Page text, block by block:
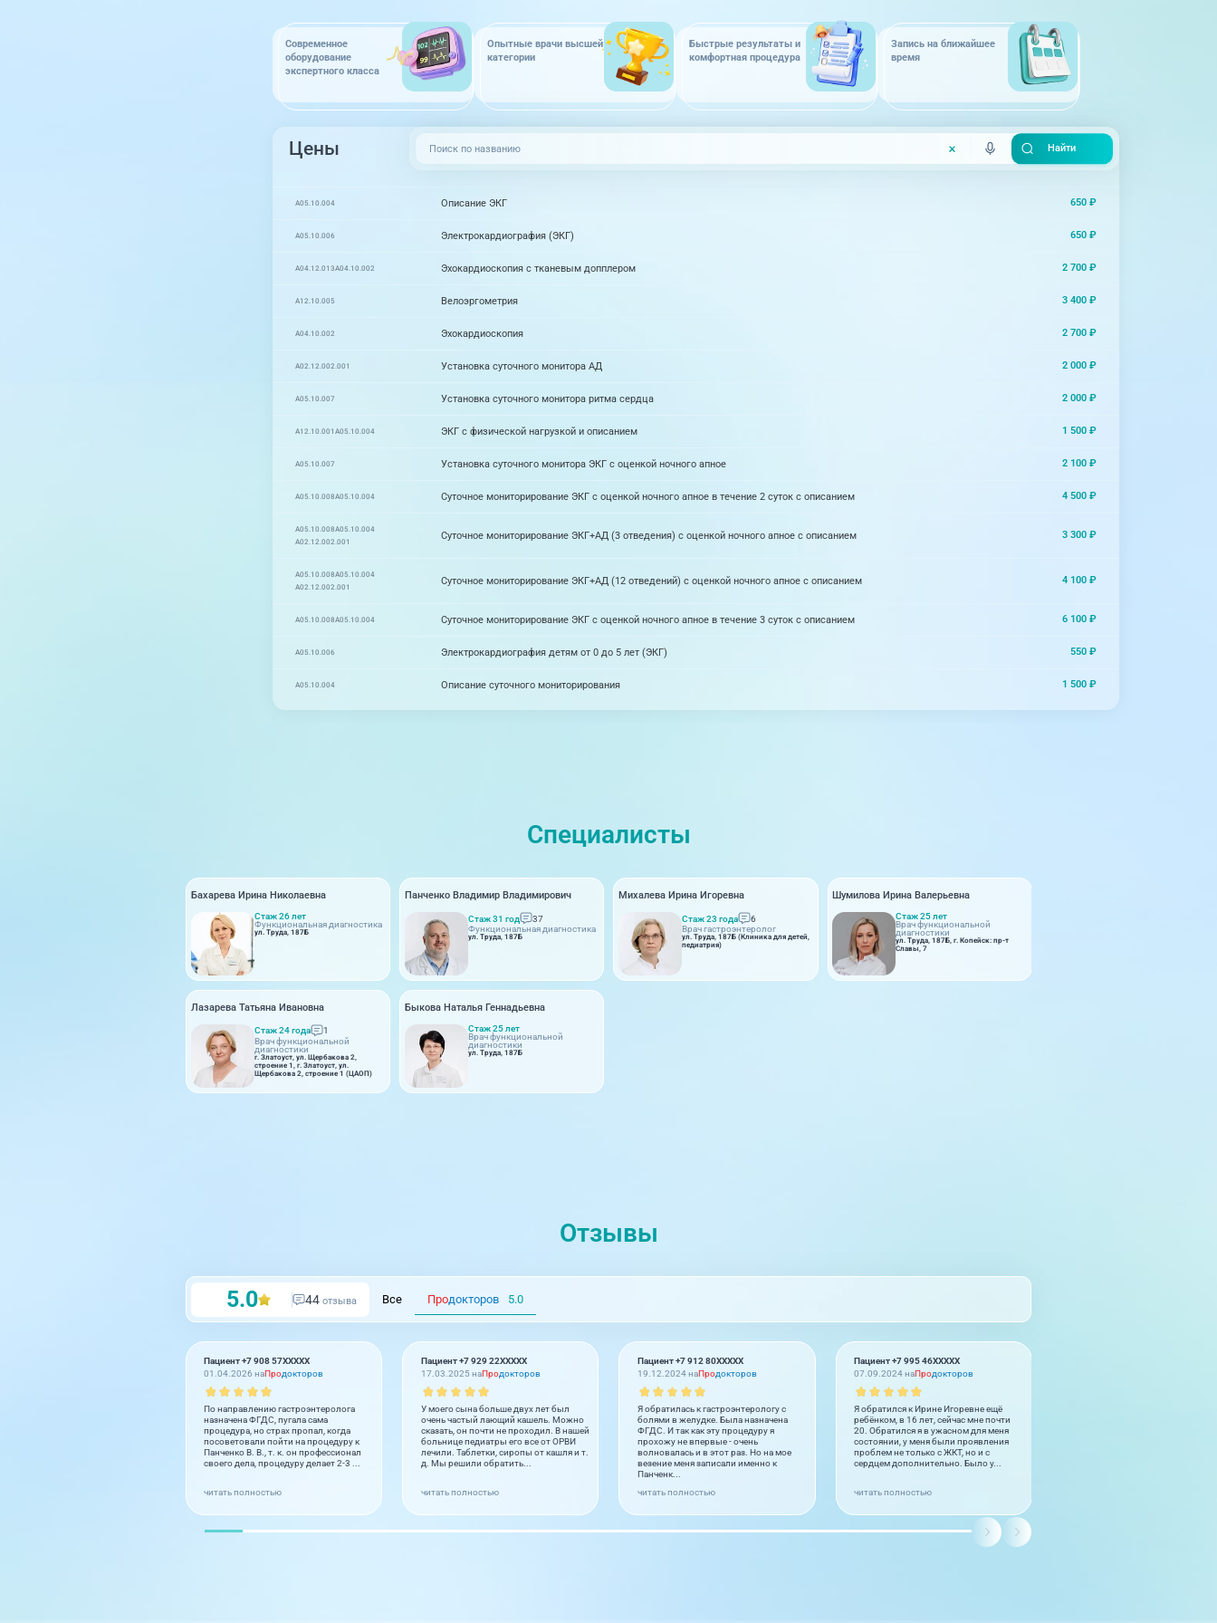
Современное
оборудование
экспертного класса
Опытные врачи высшей
категории
Быстрые результаты и
комфортная процедура
Запись на ближайшее
время
Цены
A05.10.004 Описание ЭКГ 650 ₽
A05.10.006 Электрокардиография (ЭКГ) 650 ₽
A04.12.013A04.10.002 Эхокардиоскопия с тканевым допплером 2 700 ₽
A12.10.005 Велоэргометрия 3 400 ₽
A04.10.002 Эхокардиоскопия 2 700 ₽
A02.12.002.001 Установка суточного монитора АД 2 000 ₽
A05.10.007 Установка суточного монитора ритма сердца 2 000 ₽
A12.10.001 A05.10.004 ЭКГ с физической нагрузкой и описанием 1 500 ₽
A05.10.007 Установка суточного монитора ЭКГ с оценкой ночного апное 2 100 ₽
A05.10.008A05.10.004 Суточное мониторирование ЭКГ с оценкой ночного апное в течение 2 суток с описанием 4 500 ₽
A05.10.008A05.10.004
A02.12.002.001
Суточное мониторирование ЭКГ+АД (3 отведения) с оценкой ночного апное с описанием 3 300 ₽
A05.10.008A05.10.004
A02.12.002.001
Суточное мониторирование ЭКГ+АД (12 отведений) с оценкой ночного апное с описанием 4 100 ₽
A05.10.008A05.10.004 Суточное мониторирование ЭКГ с оценкой ночного апное в течение 3 суток с описанием 6 100 ₽
A05.10.006 Электрокардиография детям от 0 до 5 лет (ЭКГ) 550 ₽
A05.10.004 Описание суточного мониторирования 1 500 ₽
Специалисты
Бахарева Ирина Николаевна
Стаж 26 лет
Функциональная диагностика
ул. Труда, 187Б
Панченко Владимир Владимирович
Стаж 31 год
37
Функциональная диагностика
ул. Труда, 187Б
Михалева Ирина Игоревна
Стаж 23 года
6
Врач гастроэнтеролог
ул. Труда, 187Б (Клиника для детей,
педиатрия)
Шумилова Ирина Валерьевна
Стаж 25 лет
Врач функциональной
диагностики
ул. Труда, 187Б, г. Копейск: пр-т
Славы, 7
Лазарева Татьяна Ивановна
Стаж 24 года
1
Врач функциональной
диагностики
г. Златоуст, ул. Щербакова 2,
строение 1, г. Златоуст, ул.
Щербакова 2, строение 1 (ЦАОП)
Быкова Наталья Геннадьевна
Стаж 25 лет
Врач функциональной
диагностики
ул. Труда, 187Б
Отзывы
5.0 44 отзыва Все Продокторов 5.0
Пациент +7 908 57XXXXX
01.04.2026 наПродокторов
По направлению гастроэнтеролога
назначена ФГДС, пугала сама
процедура, но страх пропал, когда
посоветовали пойти на процедуру к
Панченко В. В., т. к. он профессионал
своего дела, процедуру делает 2-3 ...
читать полностью
Пациент +7 929 22XXXXX
17.03.2025 наПродокторов
У моего сына больше двух лет был
очень частый лающий кашель. Можно
сказать, он почти не проходил. В нашей
больнице педиатры его все от ОРВИ
лечили. Таблетки, сиропы от кашля и т.
д. Мы решили обратить...
читать полностью
Пациент +7 912 80XXXXX
19.12.2024 наПродокторов
Я обратилась к гастроэнтерологу с
болями в желудке. Была назначена
ФГДС. И так как эту процедуру я
прохожу не впервые - очень
волновалась и в этот раз. Но на мое
везение меня записали именно к
Панченк...
читать полностью
Пациент +7 995 46XXXXX
07.09.2024 наПродокторов
Я обратился к Ирине Игоревне ещё
ребёнком, в 16 лет, сейчас мне почти
20. Обратился я в ужасном для меня
состоянии, у меня были проявления
проблем не только с ЖКТ, но и с
сердцем дополнительно. Было у...
читать полностью